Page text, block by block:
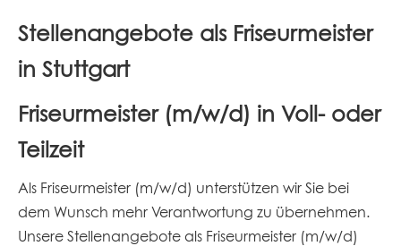
Stellenangebote als Friseurmeister
in Stuttgart
Friseurmeister (m/w/d) in Voll- oder
Teilzeit
Als Friseurmeister (m/w/d) unterstützen wir Sie bei
dem Wunsch mehr Verantwortung zu übernehmen.
Unsere Stellenangebote als Friseurmeister (m/w/d)